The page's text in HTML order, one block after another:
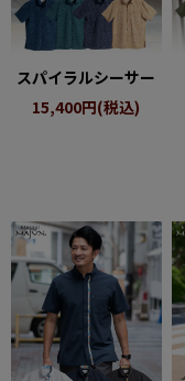
再入荷商品
アウトレット
レーベルから探す
スパイラルシーサー
15,400円(税込)